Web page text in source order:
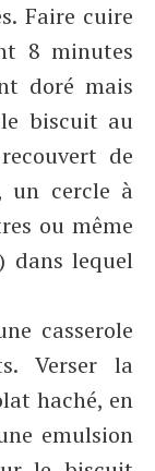
Faire cuire
8 minutes
doré mais
biscuit au
de
un cercle à
ou même
dans lequel
casserole
Verser la
haché, en
emulsion